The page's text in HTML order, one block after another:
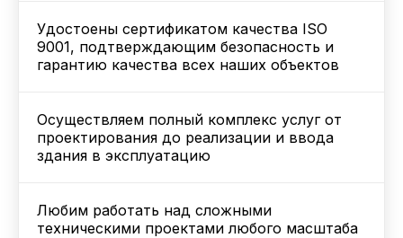
Удостоены сертификатом качества ISO
9001, подтверждающим безопасность и
гарантию качества всех наших объектов
Осуществляем полный комплекс услуг от
проектирования до реализации и ввода
здания в эксплуатацию
Любим работать над сложными
техническими проектами любого масштаба